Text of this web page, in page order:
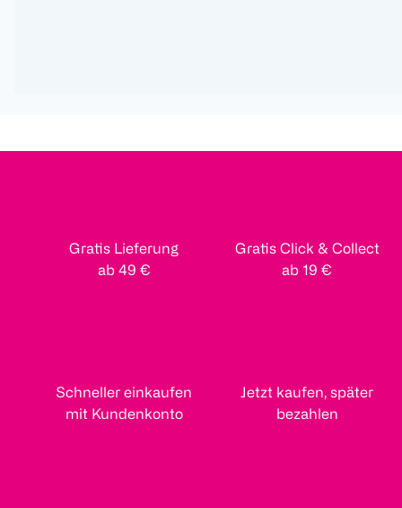
Gratis Lieferung
ab 49 €
Gratis Click & Collect
ab 19 €
Schneller einkaufen
mit Kundenkonto
Jetzt kaufen, später
bezahlen